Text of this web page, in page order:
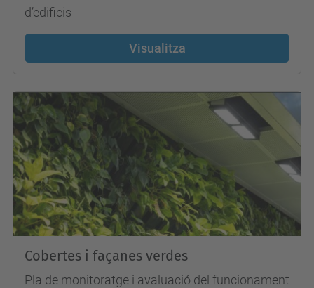
d’edificis
Visualitza
Cobertes i façanes verdes
Pla de monitoratge i avaluació del funcionament